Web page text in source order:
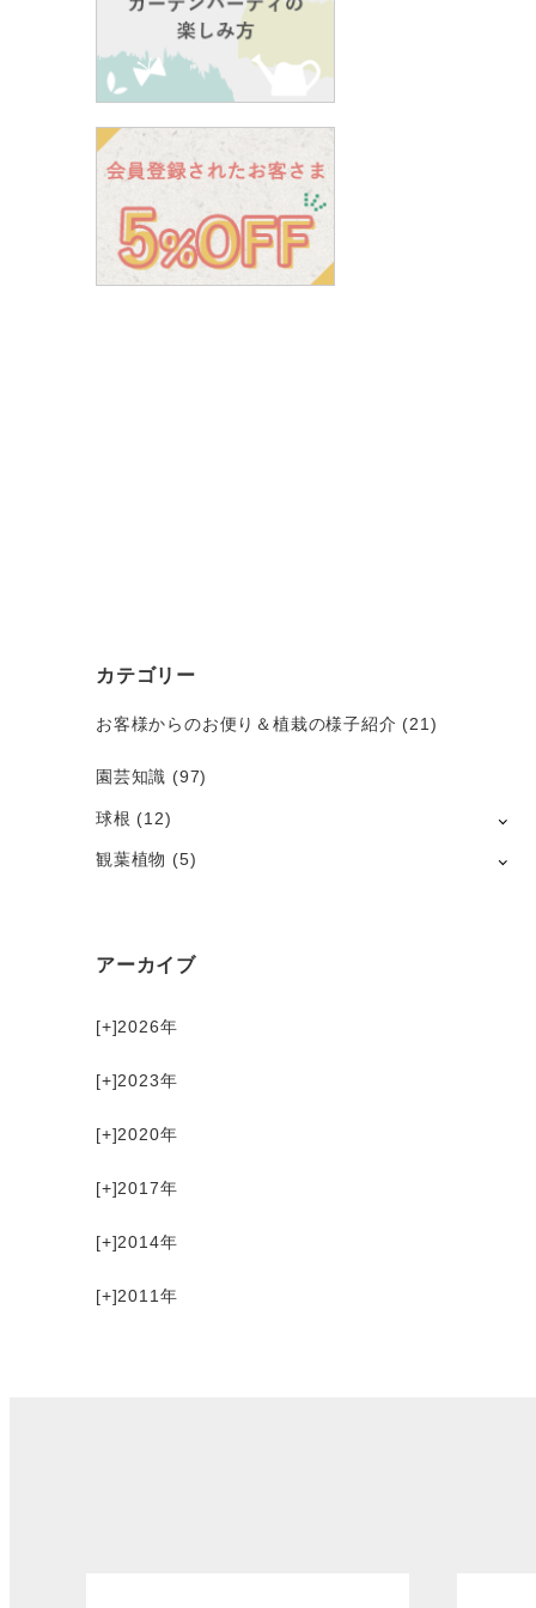
カテゴリー
お客様からのお便り＆植栽の様子紹介 (21)
園芸知識 (97)
球根 (12)
観葉植物 (5)
アーカイブ
[+]2026
[+]2023
[+]2020
[+]2017
[+]2014
[+]2011